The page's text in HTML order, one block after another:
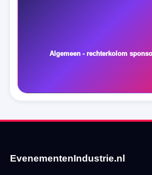
Algemeen - rechterkolom
EvenementenIndustrie.nl